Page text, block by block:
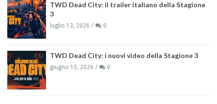
TWD Dead City: il trailer italiano della Stagione
3
luglio 13, 2026 0
TWD Dead City: i nuovi video della Stagione 3
giugno 15, 2026 0